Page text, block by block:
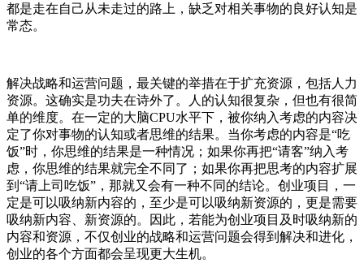
都是走在自己从未走过的路上，缺乏对相关事物的良好认知是
常态。
解决战略和运营问题，最关键的举措在于扩充资源，包括人力
资源。这确实是功夫在诗外了。人的认知很复杂，但也有很简
单的维度。在一定的大脑CPU水平下，被你纳入考虑的内容决
定了你对事物的认知或者思维的结果。当你考虑的内容是“吃
饭”时，你思维的结果是一种情况；如果你再把“请客”纳入考
虑，你思维的结果就完全不同了；如果你再把思考的内容扩展
到“请上司吃饭”，那就又会有一种不同的结论。创业项目，一
定是可以吸纳新内容的，至少是可以吸纳新资源的，更是需要
吸纳新内容、新资源的。因此，若能为创业项目及时吸纳新的
内容和资源，不仅创业的战略和运营问题会得到解决和进化，
创业的各个方面都会呈现更大生机。